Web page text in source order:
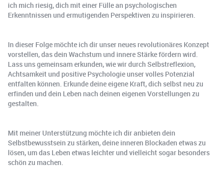
ich mich riesig, dich mit einer Fülle an psychologischen
Erkenntnissen und ermutigenden Perspektiven zu inspirieren.
In dieser Folge möchte ich dir unser neues revolutionäres Konzept
vorstellen, das dein Wachstum und innere Stärke fördern wird.
Lass uns gemeinsam erkunden, wie wir durch Selbstreflexion,
Achtsamkeit und positive Psychologie unser volles Potenzial
entfalten können. Erkunde deine eigene Kraft, dich selbst neu zu
erfinden und dein Leben nach deinen eigenen Vorstellungen zu
gestalten.
Mit meiner Unterstützung möchte ich dir anbieten dein
Selbstbewusstsein zu stärken, deine inneren Blockaden etwas zu
lösen, um das Leben etwas leichter und vielleicht sogar besonders
schön zu machen.